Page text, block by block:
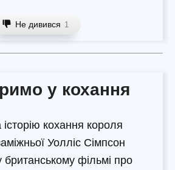
Не дивився 1
у кохання
кохання короля
Уолліс Сімпсон
фільмі про